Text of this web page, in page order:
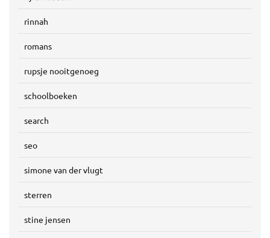
rinnah
romans
rupsje nooitgenoeg
schoolboeken
search
seo
simone van der vlugt
sterren
stine jensen